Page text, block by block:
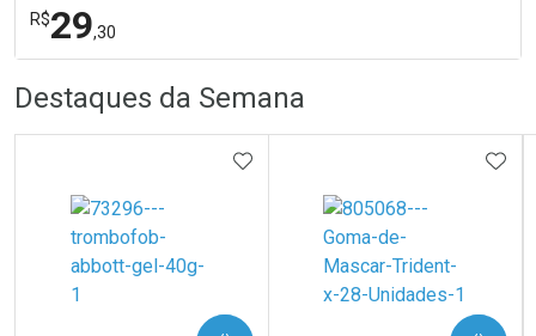
R$29,30
Laboratório
Por Menos
Destaques da Semana
ADICIONAR AOS FAVORITOS